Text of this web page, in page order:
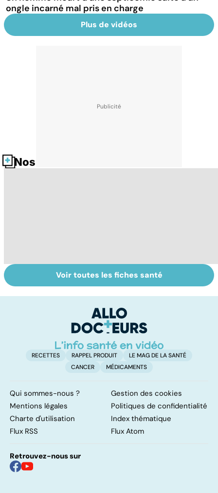
ongle incarné mal pris en charge
Plus de vidéos
Nos fiches santé
Staphylocoque
doré : une
Qu'est-ce que le
coma ?
Voir toutes les fiches santé
RECETTES RAPPEL PRODUIT
LE MAG DE LA SANTÉ
CANCER
MÉDICAMENTS
Qui sommes-nous ?
Gestion des cookies
Mentions légales
Politiques de confidentialité
Charte d'utilisation
Index thématique
Flux RSS
Flux Atom
Retrouvez-nous sur